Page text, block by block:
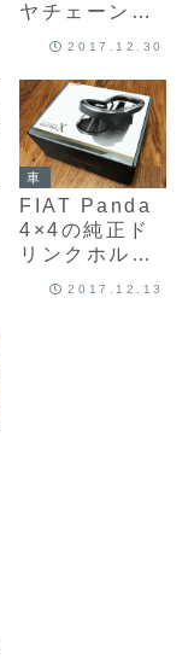
ヤチェーン
「バイセンフ
ク&ゴー ユニ
カM32」購
入！
2017.12.30
車
FIAT Panda
4×4の純正ド
リンクホルダ
2017.12.13